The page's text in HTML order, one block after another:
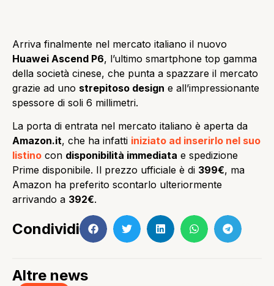
Arriva finalmente nel mercato italiano il nuovo
Huawei Ascend P6, l’ultimo smartphone top gamma
della società cinese, che punta a spazzare il mercato
grazie ad uno strepitoso design e all’impressionante
spessore di soli 6 millimetri.
La porta di entrata nel mercato italiano è aperta da
Amazon.it, che ha infatti iniziato ad inserirlo nel suo
listino con disponibilità immediata e spedizione
Prime disponibile. Il prezzo ufficiale è di 399€, ma
Amazon ha preferito scontarlo ulteriormente
arrivando a 392€.
Condividi
Altre news